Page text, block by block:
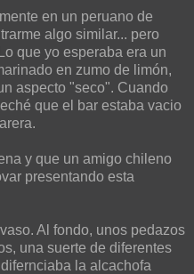
en un peruano de
algo similar... pero
que yo esperaba era un
en zumo de limón,
aspecto "seco". Cuando
que el bar estaba vacio
y que un amigo chileno
presentando esta
Al fondo, unos pedazos
una suerte de diferentes
la alcachofa